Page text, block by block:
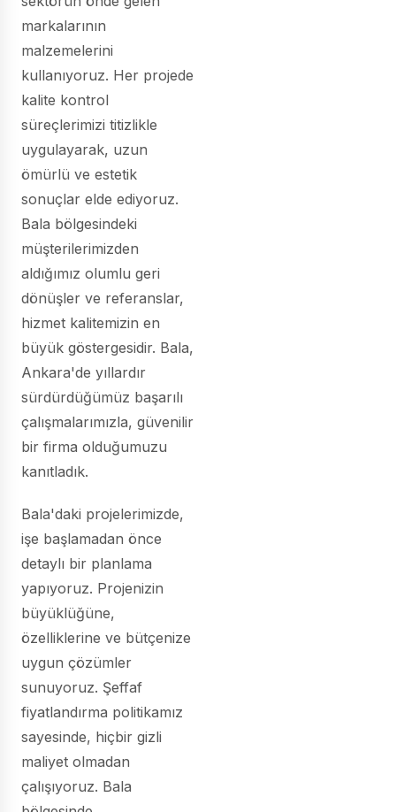
markalarının
malzemelerini
kullanıyoruz. Her projede
kalite kontrol
süreçlerimizi titizlikle
uygulayarak, uzun
ömürlü ve estetik
sonuçlar elde ediyoruz.
Bala bölgesindeki
müşterilerimizden
aldığımız olumlu geri
dönüşler ve referanslar,
hizmet kalitemizin en
büyük göstergesidir. Bala,
Ankara'de yıllardır
sürdürdüğümüz başarılı
çalışmalarımızla, güvenilir
bir firma olduğumuzu
kanıtladık.
Bala'daki projelerimizde,
işe başlamadan önce
detaylı bir planlama
yapıyoruz. Projenizin
büyüklüğüne,
özelliklerine ve bütçenize
uygun çözümler
sunuyoruz. Şeffaf
fiyatlandırma politikamız
sayesinde, hiçbir gizli
maliyet olmadan
çalışıyoruz. Bala